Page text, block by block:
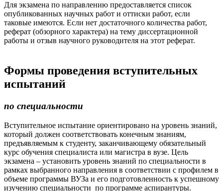
Для экзамена по направлению предоставляется список
опубликованных научных работ и оттиски работ, если
таковые имеются. Если нет достаточного количества работ,
реферат (обзорного характера) на тему диссертационной
работы и отзыв научного руководителя на этот реферат.
Формы проведения вступительных
испытаний
по специальности
Вступительное испытание ориентировано на уровень знаний,
который должен соответствовать конечным знаниям,
предъявляемым к студенту, заканчивающему обяза­тельный
курс обучения специалиста или магистра в вузе. Цель
экзамена – установить уровень знаний по специальности в
рамках выбранного направления в соответствии с профилем в
объеме программы ВУЗа и его подготовленность к успешному
изуче­нию специальности по программе аспирантуры.